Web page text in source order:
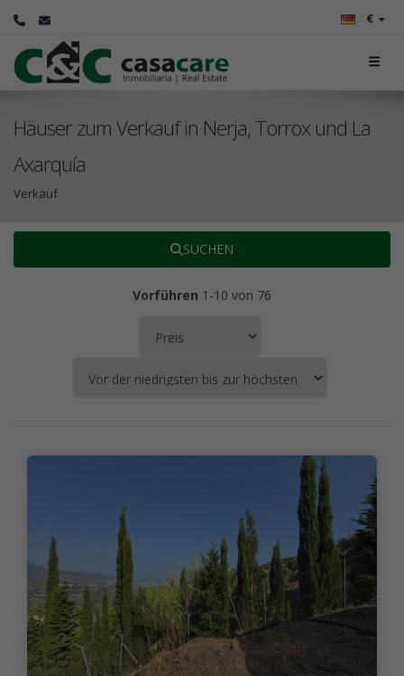
€
Häuser zum Verkauf in Nerja, Torrox und La
Axarquía
Verkauf
SUCHEN
Vorführen 1-10 von 76